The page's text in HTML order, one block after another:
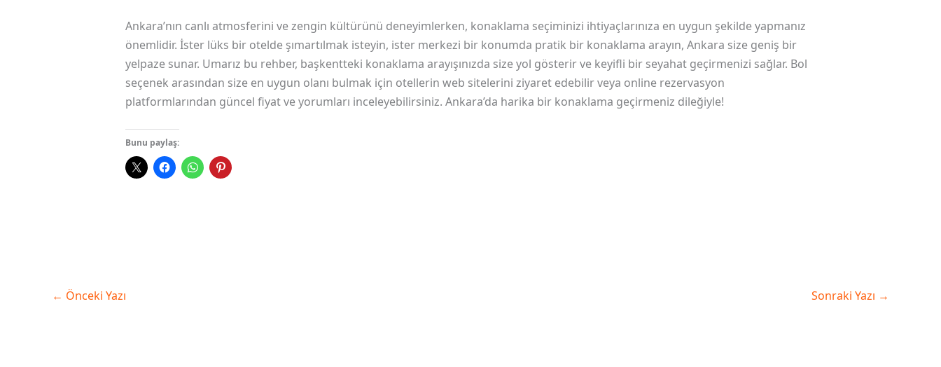
Ankara’nın canlı atmosferini ve zengin kültürünü deneyimlerken, konaklama seçiminizi ihtiyaçlarınıza en uygun şekilde yapmanız
önemlidir. İster lüks bir otelde şımartılmak isteyin, ister merkezi bir konumda pratik bir konaklama arayın, Ankara size geniş bir
yelpaze sunar. Umarız bu rehber, başkentteki konaklama arayışınızda size yol gösterir ve keyifli bir seyahat geçirmenizi sağlar. Bol
seçenek arasından size en uygun olanı bulmak için otellerin web sitelerini ziyaret edebilir veya online rezervasyon
platformlarından güncel fiyat ve yorumları inceleyebilirsiniz. Ankara’da harika bir konaklama geçirmeniz dileğiyle!
Bunu paylaş:
← Önceki Yazı Sonraki Yazı →